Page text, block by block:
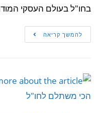
בחו"ל בעולם העסקי
להמשך קריאה